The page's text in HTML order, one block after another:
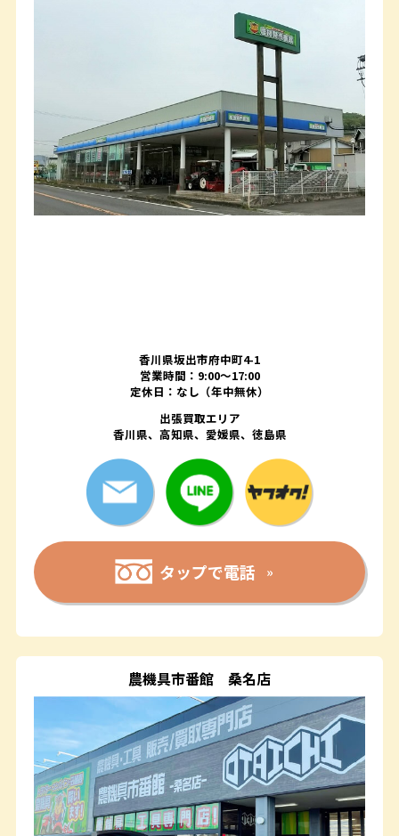
香川県坂出市府中町4-1
営業時間：9:00～17:00
定休日：なし（年中無休）
出張買取エリア
香川県、高知県、愛媛県、徳島県
タップで電話
農機具市番館 桑名店